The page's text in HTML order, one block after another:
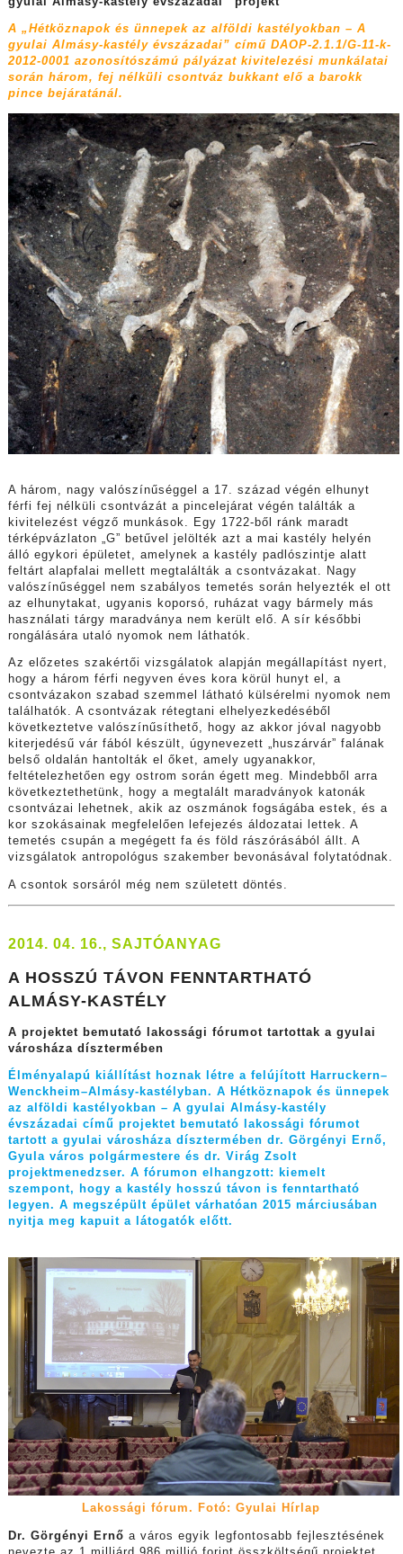
A „Hétköznapok és ünnepek az alföldi kastélyokban – A
gyulai Almásy-kastély évszázadai” című DAOP-2.1.1/G-11-k-
2012-0001 azonosítószámú pályázat kivitelezési munkálatai
során három, fej nélküli csontváz bukkant elő a barokk
pince bejáratánál.
A három, nagy valószínűséggel a 17. század végén elhunyt
férfi fej nélküli csontvázát a pincelejárat végén találták a
kivitelezést végző munkások. Egy 1722-ből ránk maradt
térképvázlaton „G” betűvel jelölték azt a mai kastély helyén
álló egykori épületet, amelynek a kastély padlószintje alatt
feltárt alapfalai mellett megtalálták a csontvázakat. Nagy
valószínűséggel nem szabályos temetés során helyezték el ott
az elhunytakat, ugyanis koporsó, ruházat vagy bármely más
használati tárgy maradványa nem került elő. A sír későbbi
rongálására utaló nyomok nem láthatók.
Az előzetes szakértői vizsgálatok alapján megállapítást nyert,
hogy a három férfi negyven éves kora körül hunyt el, a
csontvázakon szabad szemmel látható külsérelmi nyomok nem
találhatók. A csontvázak rétegtani elhelyezkedéséből
következtetve valószínűsíthető, hogy az akkor jóval nagyobb
kiterjedésű vár fából készült, úgynevezett „huszárvár” falának
belső oldalán hantolták el őket, amely ugyanakkor,
feltételezhetően egy ostrom során égett meg. Mindebből arra
következtethetünk, hogy a megtalált maradványok katonák
csontvázai lehetnek, akik az oszmánok fogságába estek, és a
kor szokásainak megfelelően lefejezés áldozatai lettek. A
temetés csupán a megégett fa és föld rászórásából állt. A
vizsgálatok antropológus szakember bevonásával folytatódnak.
A csontok sorsáról még nem született döntés.
2014. 04. 16., SAJTÓANYAG
A HOSSZÚ TÁVON FENNTARTHATÓ
ALMÁSY-KASTÉLY
A projektet bemutató lakossági fórumot tartottak a gyulai
városháza dísztermében
Élményalapú kiállítást hoznak létre a felújított Harruckern–
Wenckheim–Almásy-kastélyban. A Hétköznapok és ünnepek
az alföldi kastélyokban – A gyulai Almásy-kastély
évszázadai című projektet bemutató lakossági fórumot
tartott a gyulai városháza dísztermében dr. Görgényi Ernő,
Gyula város polgármestere és dr. Virág Zsolt
projektmenedzser. A fórumon elhangzott: kiemelt
szempont, hogy a kastély hosszú távon is fenntartható
legyen. A megszépült épület várhatóan 2015 márciusában
nyitja meg kapuit a látogatók előtt.
Lakossági fórum. Fotó: Gyulai Hírlap
Dr. Görgényi Ernő a város egyik legfontosabb fejlesztésének